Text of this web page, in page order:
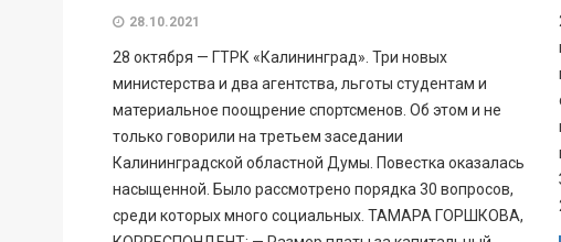
28.10.2021
28 октября — ГТРК «Калининград». Три новых
министерства и два агентства, льготы студентам и
материальное поощрение спортсменов. Об этом и не
только говорили на третьем заседании
Калининградской областной Думы. Повестка оказалась
насыщенной. Было рассмотрено порядка 30 вопросов,
среди которых много социальных. ТАМАРА ГОРШКОВА,